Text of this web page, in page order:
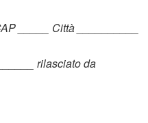
_____ Città __________
rilasciato da